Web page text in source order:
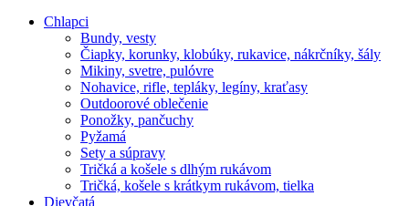
Chlapci
Bundy, vesty
Čiapky, korunky, klobúky, rukavice, nákrčníky, šály
Mikiny, svetre, pulóvre
Nohavice, rifle, tepláky, legíny, kraťasy
Outdoorové oblečenie
Ponožky, pančuchy
Pyžamá
Sety a súpravy
Tričká a košele s dlhým rukávom
Tričká, košele s krátkym rukávom, tielka
Dievčatá